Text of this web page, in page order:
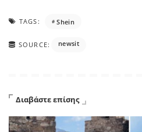
TAGS: Shein
SOURCE: newsit
Διαβάστε επίσης